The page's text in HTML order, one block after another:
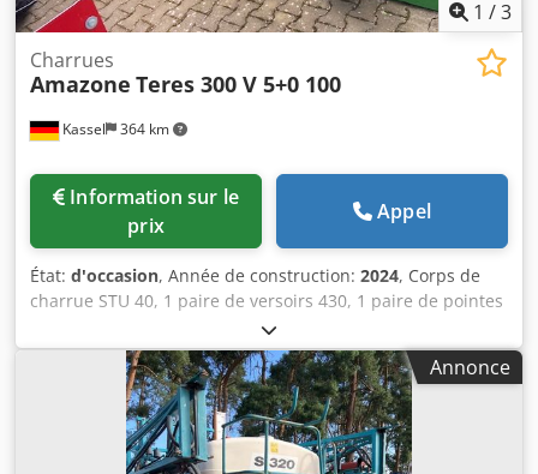
1 /3
Kassel 364 km
Charrues
Amazone Teres 300 V 5+0 100
prix
Appel
État: d'occasion, Année de construction: 2024, Corps de
charrue STU 40, 1 paire de versoirs 430, 1 paire de pointes
de soc HD, 1 paire de tiges d’avant-labour pour hauteur de
cadre 80 mm pour sécurité hydraulique contre les
surcharges, avant-labour M2, 1 paire de supports de
rasettes, rasette disque D 500 crantée avec protège-pièce
d’appui, 1 paire, montage de corps compris. Dsdot A
Udyjpfx Aidock
Annonce